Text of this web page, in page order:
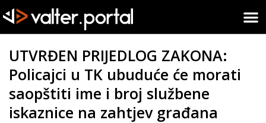
UTVRĐEN PRIJEDLOG ZAKONA:
Policajci u TK ubuduće će morati
saopštiti ime i broj službene
iskaznice na zahtjev građana